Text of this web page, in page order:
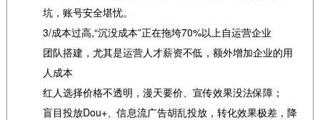
坑，账号安全堪忧。
3/成本过高,“沉没成本”正在拖垮70%以上自运营企业
团队搭建，尤其是运营人才薪资不低，额外增加企业的用
人成本
红人选择价格不透明，漫天要价、宣传效果没法保障；
盲目投放Dou+、信息流广告胡乱投放，转化效果极差，降